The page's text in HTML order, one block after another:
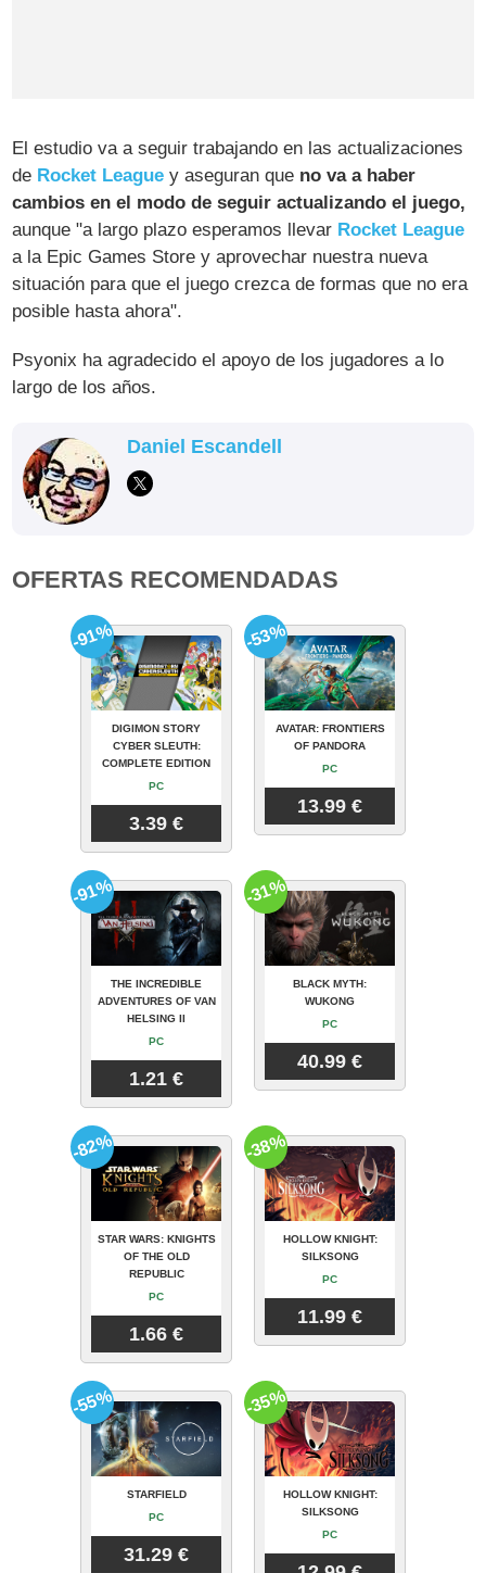
El estudio va a seguir trabajando en las actualizaciones
de Rocket League y aseguran que no va a haber
cambios en el modo de seguir actualizando el juego,
aunque "a largo plazo esperamos llevar Rocket League
a la Epic Games Store y aprovechar nuestra nueva
situación para que el juego crezca de formas que no era
posible hasta ahora".
Psyonix ha agradecido el apoyo de los jugadores a lo
largo de los años.
Daniel Escandell
OFERTAS RECOMENDADAS
DIGIMON STORY
CYBER SLEUTH:
COMPLETE EDITION
PC
3.39 €
-91%
AVATAR: FRONTIERS
OF PANDORA
PC
13.99 €
-53%
THE INCREDIBLE
ADVENTURES OF VAN
HELSING II
PC
1.21 €
-91%
BLACK MYTH:
WUKONG
PC
40.99 €
-31%
STAR WARS: KNIGHTS
OF THE OLD
REPUBLIC
PC
1.66 €
-82%
HOLLOW KNIGHT:
SILKSONG
PC
11.99 €
-38%
STARFIELD
PC
31.29 €
-55%
HOLLOW KNIGHT:
SILKSONG
PC
-35%